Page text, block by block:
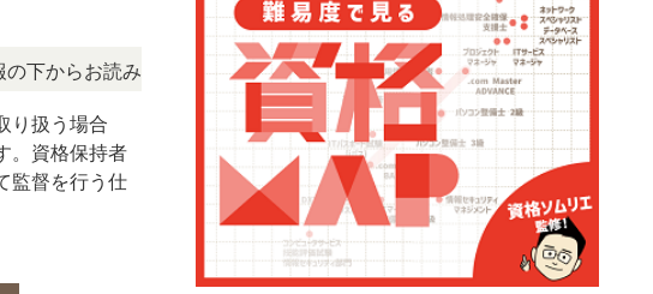
お読みいただけます。 NEWS! 「この検定、難しい？」「どんな試験
り扱う場合
。資格保持者
監督を行う仕